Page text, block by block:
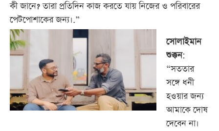
কী জানে? তারা প্রতিদিন কাজ করতে যায় নিজের ও পরিবারের
পেটপোশাকের জন্য।.”
সোলাইমান
শুক্কন:
“সততার
সঙ্গে ধনী
হওয়ার জন্য
আমাকে দোষ
দেবেন না।